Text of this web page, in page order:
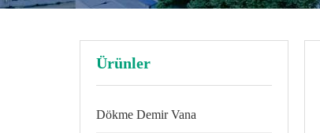
Ürünler
Dökme Demir Vana